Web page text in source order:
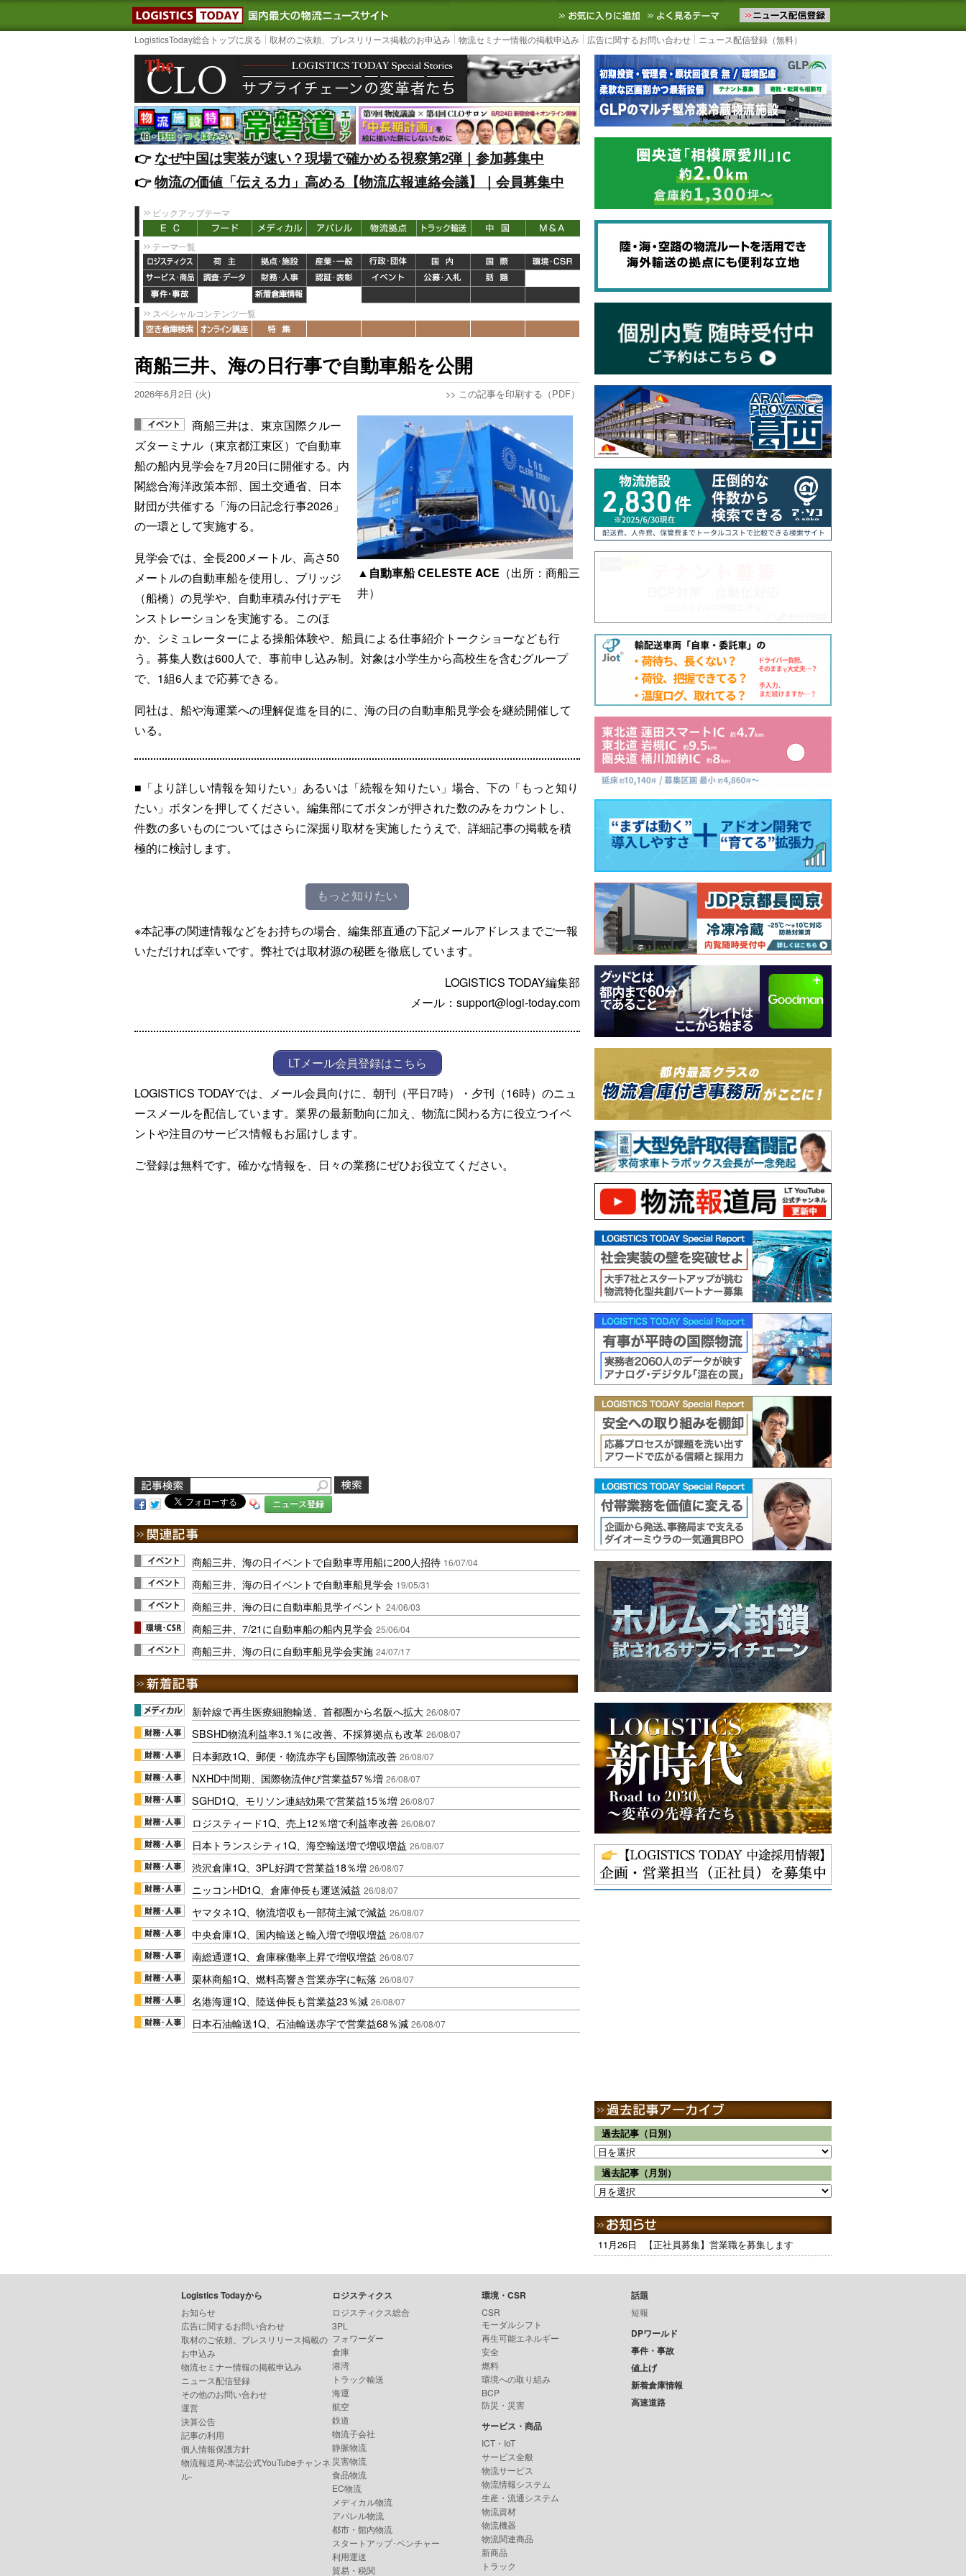
LOGISTICS TODAY｜国内最大の物流ニュースサイト3PL, SCMなど国内外の最新の物流ニュースをお届けします。物流ニュースメール配信を登録す
お気に入りに追加 よく見るテーマ
LogisticsToday総合トップに戻る 取材のご依頼、プレスリリース掲載のお申込み 物流セミナー情報の掲載申込み 広告に関するお問い合わせ ニュース配信登録（無料）
👉️なぜ中国は実装が速い？現場で確かめる視察第2弾｜参加募集中
👉️物流の価値「伝える力」高める【物流広報連絡会議】｜会員募集中
ピックアップテーマ
テーマ一覧
スペシャルコンテンツ一覧
商船三井、海の日行事で自動車船を公開
2026年6月2日 (火) >> この記事を印刷する（PDF）
▲自動車船 CELESTE ACE （出所：商船三
井）
商船三井は、東京国際クルー
ズターミナル（東京都江東区）で自動車
船の船内見学会を7月20日に開催する。内
閣総合海洋政策本部、国土交通省、日本
財団が共催する「海の日記念行事2026」
の一環として実施する。
見学会では、全長200メートル、高さ50
メートルの自動車船を使用し、ブリッジ
（船橋）の見学や、自動車積み付けデモ
ンストレーションを実施する。このほ
か、シミュレーターによる操船体験や、船員による仕事紹介トークショーなども行
う。募集人数は600人で、事前申し込み制。対象は小学生から高校生を含むグループ
で、1組6人まで応募できる。
同社は、船や海運業への理解促進を目的に、海の日の自動車船見学会を継続開催して
いる。
■「より詳しい情報を知りたい」あるいは「続報を知りたい」場合、下の「もっと知り
たい」ボタンを押してください。編集部にてボタンが押された数のみをカウントし、
件数の多いものについてはさらに深掘り取材を実施したうえで、詳細記事の掲載を積
極的に検討します。
もっと知りたい
※本記事の関連情報などをお持ちの場合、編集部直通の下記メールアドレスまでご一報
いただければ幸いです。弊社では取材源の秘匿を徹底しています。
LOGISTICS TODAY編集部
メール：support@logi-today.com
LTメール会員登録はこちら
LOGISTICS TODAYでは、メール会員向けに、朝刊（平日7時）・夕刊（16時）のニュ
ースメールを配信しています。業界の最新動向に加え、物流に関わる方に役立つイベ
ントや注目のサービス情報もお届けします。
ご登録は無料です。確かな情報を、日々の業務にぜひお役立てください。
ニュース登録
商船三井、海の日イベントで自動車専用船に200人招待 16/07/04
商船三井、海の日イベントで自動車船見学会 19/05/31
商船三井、海の日に自動車船見学イベント 24/06/03
商船三井、7/21に自動車船の船内見学会 25/06/04
商船三井、海の日に自動車船見学会実施 24/07/17
新幹線で再生医療細胞輸送、首都圏から名阪へ拡大 26/08/07
SBSHD物流利益率3.1％に改善、不採算拠点も改革 26/08/07
日本郵政1Q、郵便・物流赤字も国際物流改善 26/08/07
NXHD中間期、国際物流伸び営業益57％増 26/08/07
SGHD1Q、モリソン連結効果で営業益15％増 26/08/07
ロジスティード1Q、売上12％増で利益率改善 26/08/07
日本トランスシティ1Q、海空輸送増で増収増益 26/08/07
渋沢倉庫1Q、3PL好調で営業益18％増 26/08/07
ニッコンHD1Q、倉庫伸長も運送減益 26/08/07
ヤマタネ1Q、物流増収も一部荷主減で減益 26/08/07
中央倉庫1Q、国内輸送と輸入増で増収増益 26/08/07
南総通運1Q、倉庫稼働率上昇で増収増益 26/08/07
栗林商船1Q、燃料高響き営業赤字に転落 26/08/07
名港海運1Q、陸送伸長も営業益23％減 26/08/07
日本石油輸送1Q、石油輸送赤字で営業益68％減 26/08/07
過去記事（日別）
過去記事（月別）
11月26日 【正社員募集】営業職を募集します
Logistics Todayから
お知らせ
広告に関するお問い合わせ
取材のご依頼、プレスリリース掲載の
お申込み
物流セミナー情報の掲載申込み
ニュース配信登録
その他のお問い合わせ
運営
決算公告
記事の利用
個人情報保護方針
物流報道局-本誌公式YouTubeチャンネ
ル-
ロジスティクス
ロジスティクス総合
3PL
フォワーダー
倉庫
港湾
トラック輸送
海運
航空
鉄道
物流子会社
静脈物流
災害物流
食品物流
EC物流
メディカル物流
アパレル物流
都市・館内物流
スタートアップ･ベンチャー
利用運送
貿易・税関
環境・CSR
CSR
モーダルシフト
再生可能エネルギー
安全
燃料
環境への取り組み
BCP
防災・災害
サービス・商品
ICT・IoT
サービス全般
物流サービス
物流情報システム
生産・流通システム
物流資材
物流機器
物流関連商品
新商品
トラック
話題
短報
DPワールド
事件・事故
値上げ
新着倉庫情報
高速道路